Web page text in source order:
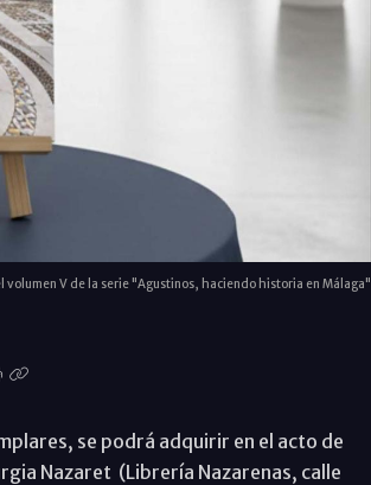
volumen V de la serie "Agustinos, haciendo historia en Málaga"
se podrá adquirir en el acto de
Nazaret (Librería Nazarenas, calle